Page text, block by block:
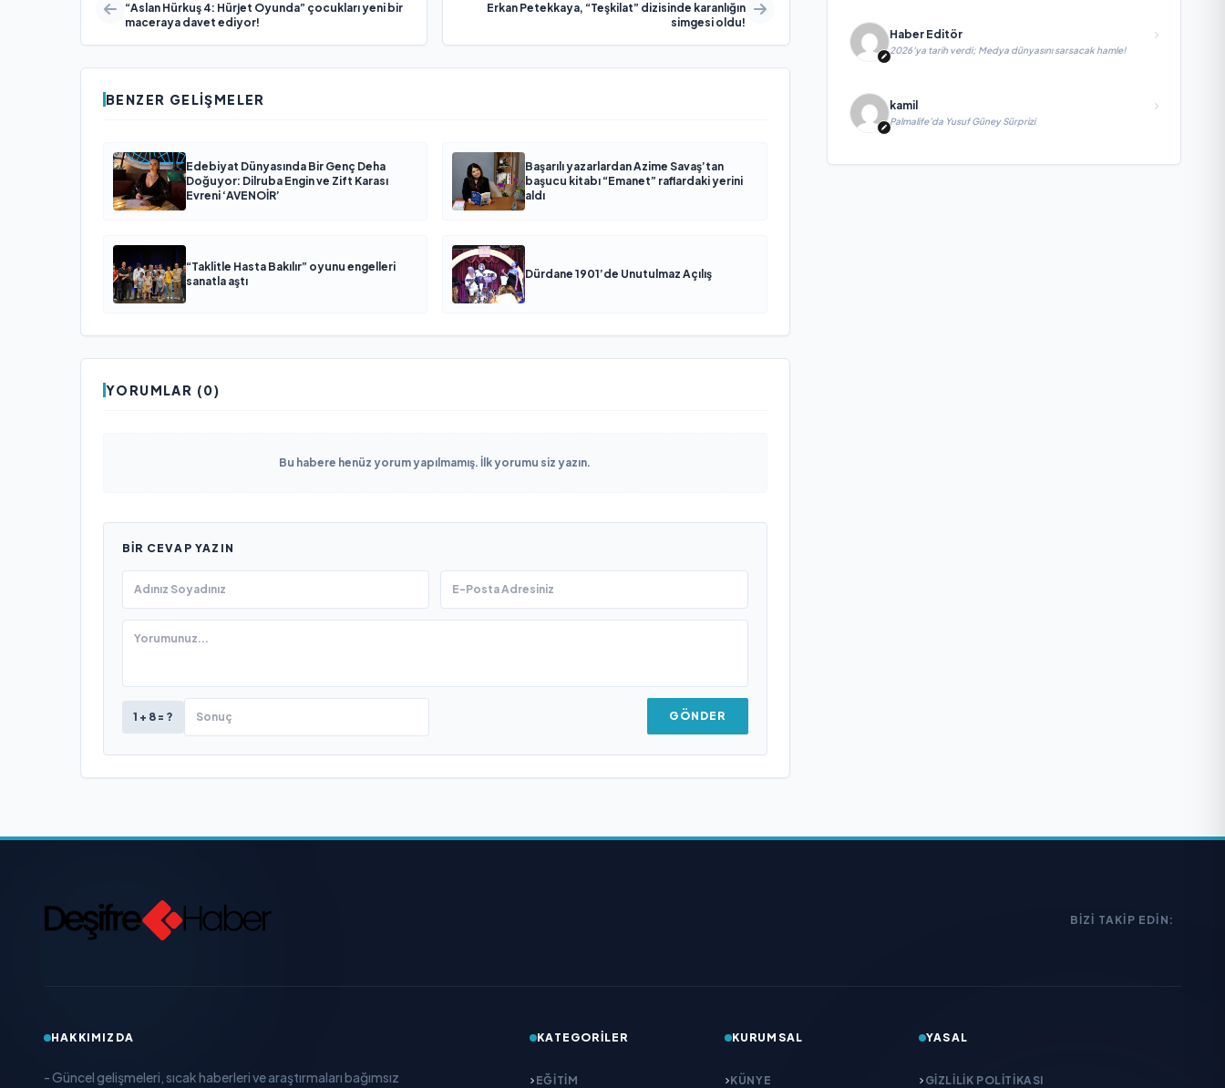
“Aslan Hürkuş 4: Hürjet Oyunda” çocukları yeni bir
maceraya davet ediyor!
Erkan Petekkaya, “Teşkilat” dizisinde karanlığın
simgesi oldu!
BENZER GELIŞMELER
Edebiyat Dünyasında Bir Genç Deha
Doğuyor: Dilruba Engin ve Zift Karası
Evreni ‘AVENOİR’
Başarılı yazarlardan Azime Savaş’tan
başucu kitabı “Emanet” raflardaki yerini
aldı
“Taklitle Hasta Bakılır” oyunu engelleri
sanatla aştı
Dürdane 1901’de Unutulmaz Açılış
YORUMLAR (0)
Bu habere henüz yorum yapılmamış. İlk yorumu siz yazın.
BIR CEVAP YAZIN
1 + 8 = ? GÖNDER
Haber Editör
2026’ya tarih verdi; Medya dünyasını sarsacak hamle!
kamil
Palmalife’da Yusuf Güney Sürprizi
BIZI TAKIP EDIN:
HAKKIMIZDA
- Güncel gelişmeleri, sıcak haberleri ve araştırmaları bağımsız
KATEGORILER
EĞITIM
KURUMSAL
KÜNYE
YASAL
GIZLILIK POLITIKASI